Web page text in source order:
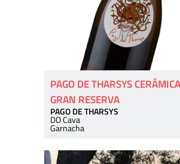
PAGO DE THARSYS
GRAN RESERVA
PAGO DE THARSYS
DO Cava
Garnacha